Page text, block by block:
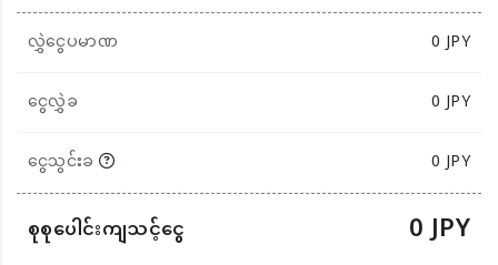
လွှဲငွေပမာဏ
0JPY
ငွေလွှဲခ
0 JPY
ငွေသွင်းခ
0 JPY
စုစုပေါင်းကျသင့်ငွေ 0 JPY